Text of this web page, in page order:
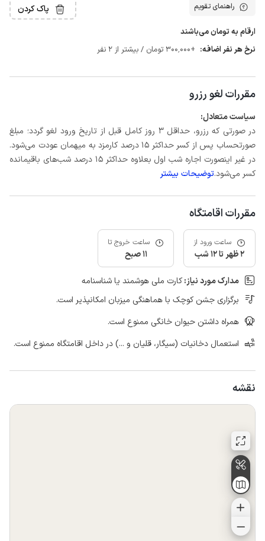
راهنمای تقویم پاک کردن
ارقام به تومان می‌باشند
نرخ هر نفر اضافه: +300٬000 تومان / بیشتر از 2 نفر
مقررات لغو رزرو
سیاست متعادل:
در صورتی که رزرو، حداقل 3 روز کامل قبل از تاریخ ورود لغو گردد؛ مبلغ
صورتحساب پس از کسر حداکثر 15 درصد کارمزد به میهمان عودت می‌شود.
در غیر اینصورت اجاره شب اول بعلاوه حداکثر 15 درصد شب‌های باقیمانده
کسر می‌شود.توضیحات بیشتر
مقررات اقامتگاه
ساعت ورود از
2 ظهر تا 12 شب
ساعت خروج تا
11 صبح
مدارک مورد نیاز:کارت ملی هوشمند یا شناسنامه
برگزاری جشن کوچک با هماهنگی میزبان امکانپذیر است.
همراه داشتن حیوان خانگی ممنوع است.
استعمال دخانیات (سیگار، قلیان و ...) در داخل اقامتگاه ممنوع است.
نقشه